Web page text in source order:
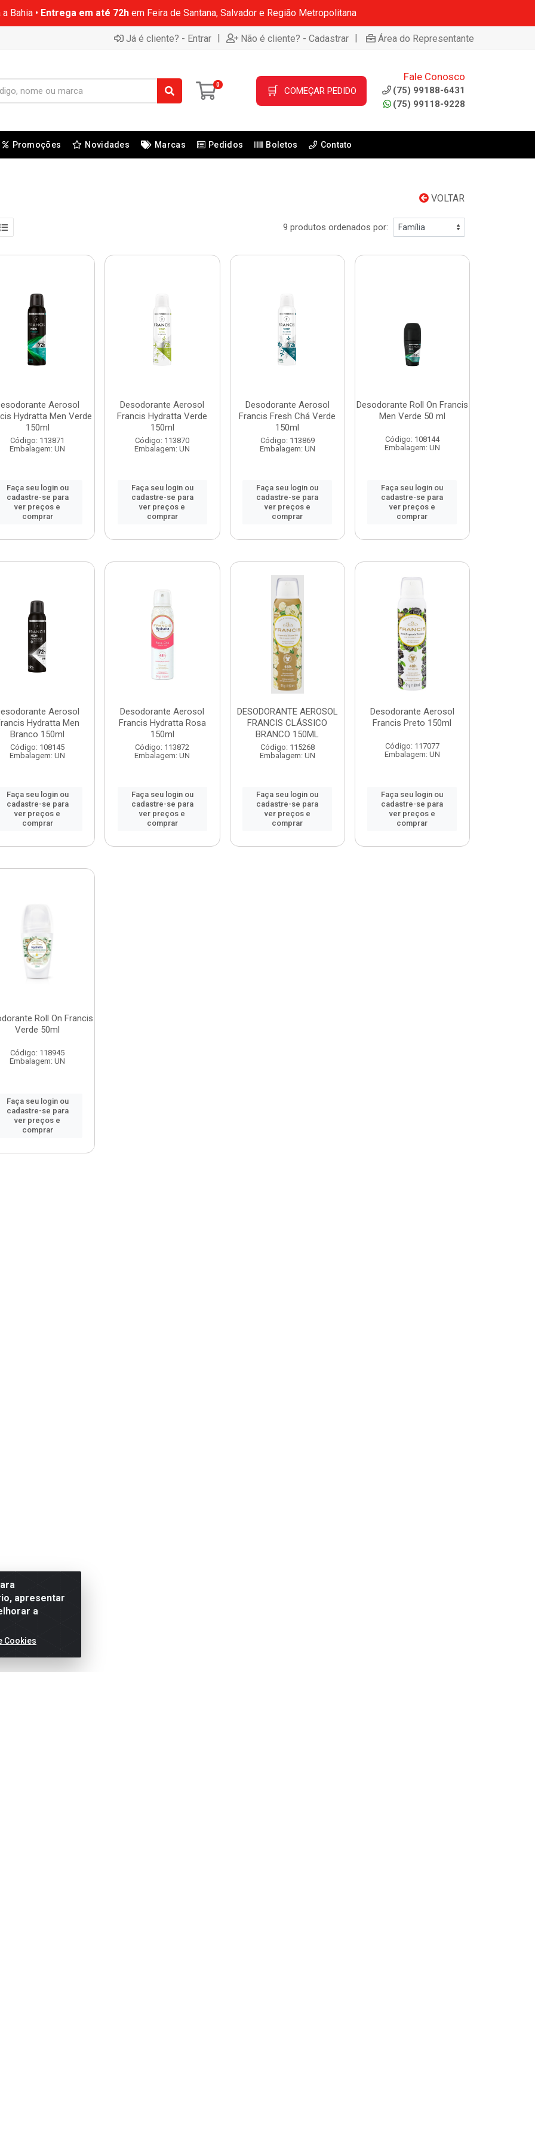
Bahia • Entrega em até 72hem Feira de Santana, Salvador e Região Metropolitana
Já é cliente? - Entrar | Não é cliente? - Cadastrar | Área do Representante
0 🛒 COMEÇAR PEDIDO
Fale Conosco
(75) 99188-6431
(75) 99118-9228
Promoções Novidades Marcas Pedidos Boletos Contato
VOLTAR
9 produtos ordenados por:
Aerosol
Hydratta Men Verde
150ml
Código: 113871
Embalagem: UN
Faça seu login ou
cadastre-se para
ver preços e
comprar
Desodorante Aerosol
Francis Hydratta Verde
150ml
Código: 113870
Embalagem: UN
Faça seu login ou
cadastre-se para
ver preços e
comprar
Desodorante Aerosol
Francis Fresh Chá Verde
150ml
Código: 113869
Embalagem: UN
Faça seu login ou
cadastre-se para
ver preços e
comprar
Desodorante Roll On Francis
Men Verde 50 ml
Código: 108144
Embalagem: UN
Faça seu login ou
cadastre-se para
ver preços e
comprar
Aerosol
Hydratta Men
Branco 150ml
Código: 108145
Embalagem: UN
Faça seu login ou
cadastre-se para
ver preços e
comprar
Desodorante Aerosol
Francis Hydratta Rosa
150ml
Código: 113872
Embalagem: UN
Faça seu login ou
cadastre-se para
ver preços e
comprar
DESODORANTE AEROSOL
FRANCIS CLÁSSICO
BRANCO 150ML
Código: 115268
Embalagem: UN
Faça seu login ou
cadastre-se para
ver preços e
comprar
Desodorante Aerosol
Francis Preto 150ml
Código: 117077
Embalagem: UN
Faça seu login ou
cadastre-se para
ver preços e
comprar
Roll On Francis
Verde 50ml
Código: 118945
Embalagem: UN
Faça seu login ou
cadastre-se para
ver preços e
comprar
apresentar
a
Cookies